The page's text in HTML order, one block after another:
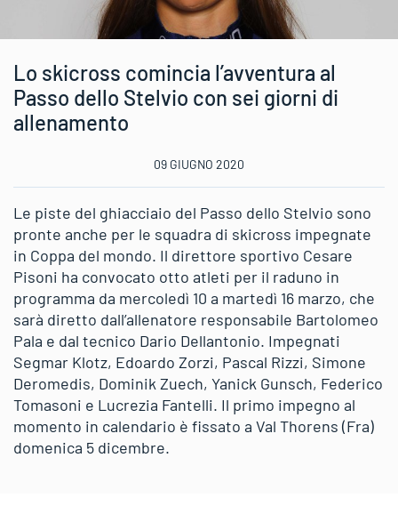
Lo skicross comincia l’avventura al
Passo dello Stelvio con sei giorni di
allenamento
09 GIUGNO 2020
Le piste del ghiacciaio del Passo dello Stelvio sono
pronte anche per le squadra di skicross impegnate
in Coppa del mondo. Il direttore sportivo Cesare
Pisoni ha convocato otto atleti per il raduno in
programma da mercoledì 10 a martedì 16 marzo, che
sarà diretto dall’allenatore responsabile Bartolomeo
Pala e dal tecnico Dario Dellantonio. Impegnati
Segmar Klotz, Edoardo Zorzi, Pascal Rizzi, Simone
Deromedis, Dominik Zuech, Yanick Gunsch, Federico
Tomasoni e Lucrezia Fantelli. Il primo impegno al
momento in calendario è fissato a Val Thorens (Fra)
domenica 5 dicembre.